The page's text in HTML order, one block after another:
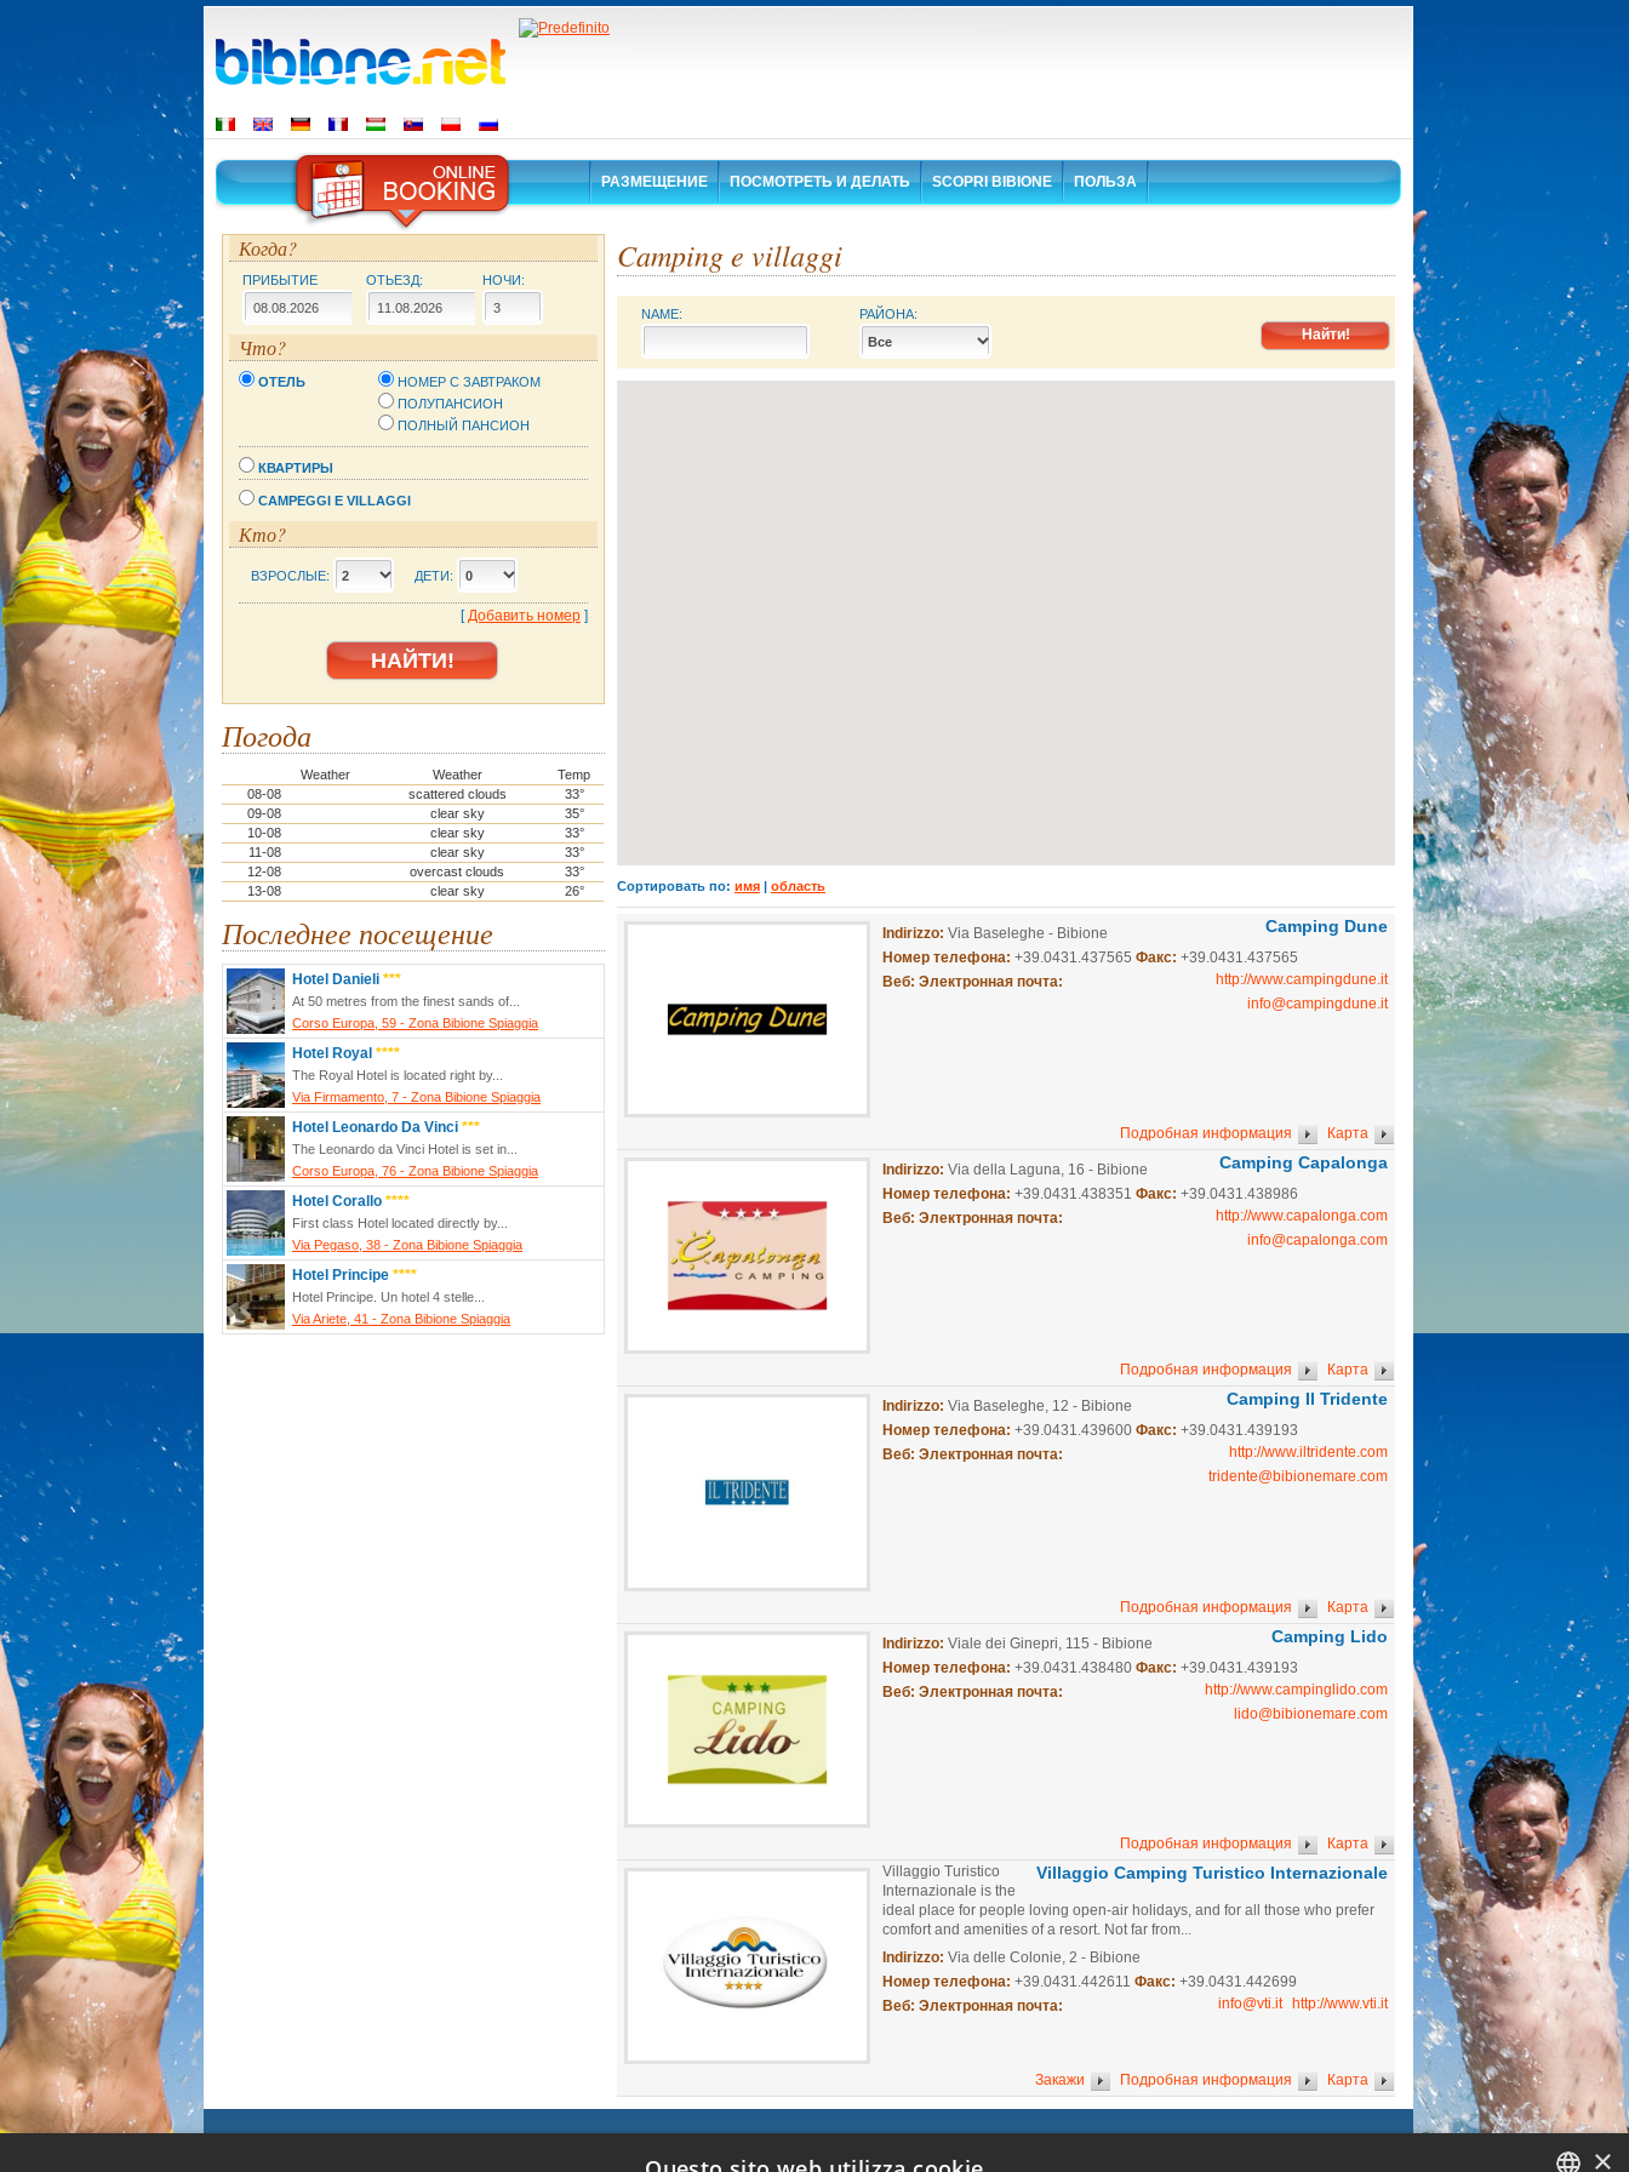
РАЗМЕЩЕНИЕ ПОСМОТРЕТЬ И ДЕЛАТЬ SCOPRI BIBIONE ПОЛЬЗА
Когда?
ПРИБЫТИЕ ОТЬЕЗД: НОЧИ:
Что?
ОТЕЛЬ
НОМЕР С ЗАВТРАКОМ
ПОЛУПАНСИОН
ПОЛНЫЙ ПАНСИОН
КВАРТИРЫ
CAMPEGGI E VILLAGGI
Кто?
ВЗРОСЛЫЕ: ДЕТИ:
[Добавить номер]
Погода
Weather Weather
Temp
08-08
scattered clouds
33°
09-08
clear sky
35°
10-08
clear sky
33°
11-08
clear sky
33°
12-08
overcast clouds
33°
13-08
clear sky 26°
Последнее посещение
Hotel Danieli ***
At 50 metres from the finest sands of...
Corso Europa, 59 - Zona Bibione Spiaggia
Hotel Royal ****
The Royal Hotel is located right by...
Via Firmamento, 7 - Zona Bibione Spiaggia
Hotel Leonardo Da Vinci ***
The Leonardo da Vinci Hotel is set in...
Corso Europa, 76 - Zona Bibione Spiaggia
Hotel Corallo ****
First class Hotel located directly by...
Via Pegaso, 38 - Zona Bibione Spiaggia
Hotel Principe ****
Hotel Principe. Un hotel 4 stelle...
Via Ariete, 41 - Zona Bibione Spiaggia
Camping e villaggi
NAME: РАЙОНА:
Сортировать по: имя| область
Camping Dune
Indirizzo: Via Baseleghe - Bibione
Номер телефона: +39.0431.437565Факс: +39.0431.437565
Веб:
http://www.campingdune.it
Электронная почта:
info@campingdune.it
Карта
Подробная информация
Camping Capalonga
Indirizzo: Via della Laguna, 16 - Bibione
Номер телефона: +39.0431.438351Факс: +39.0431.438986
Веб:
http://www.capalonga.com
Электронная почта:
info@capalonga.com
Карта
Подробная информация
Camping Il Tridente
Indirizzo: Via Baseleghe, 12 - Bibione
Номер телефона: +39.0431.439600Факс: +39.0431.439193
Веб:
http://www.iltridente.com
Электронная почта:
tridente@bibionemare.com
Карта
Подробная информация
Camping Lido
Indirizzo: Viale dei Ginepri, 115 - Bibione
Номер телефона: +39.0431.438480Факс: +39.0431.439193
Веб:
http://www.campinglido.com
Электронная почта:
lido@bibionemare.com
Карта
Подробная информация
Villaggio Camping Turistico Internazionale
Villaggio Turistico
Internazionale is the
ideal place for people loving open-air holidays, and for all those who prefer
comfort and amenities of a resort. Not far from...
Indirizzo: Via delle Colonie, 2 - Bibione
Номер телефона: +39.0431.442611Факс: +39.0431.442699
Веб:
http://www.vti.it
Электронная почта: info@vti.it
Карта
Подробная информация
Закажи
ДОМА НА ПРОДАЖУ
ПОСМОТРЕТЬ И
×